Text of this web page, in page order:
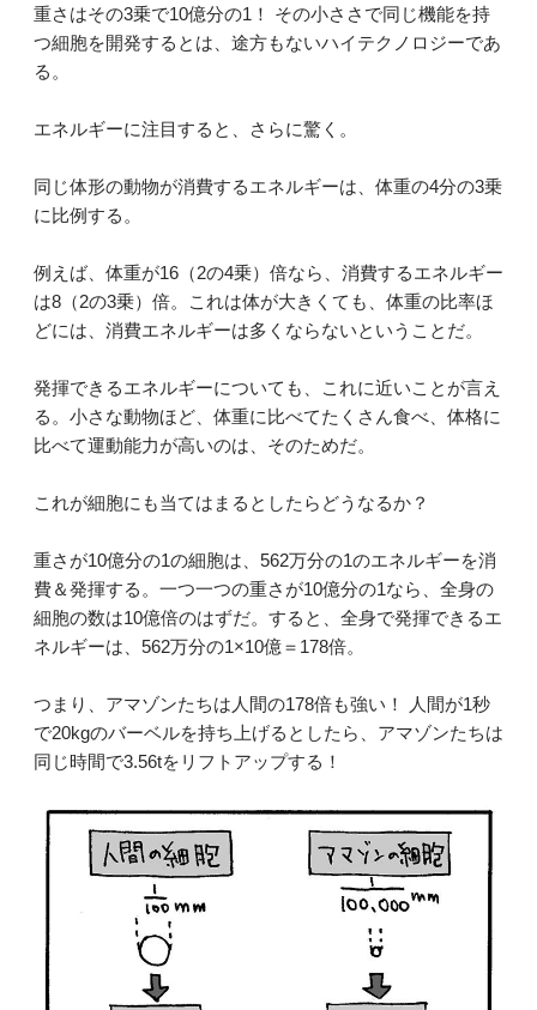
重さはその3乗で10億分の1！ その小ささで同じ機能を持
つ細胞を開発するとは、途方もないハイテクノロジーであ
る。
エネルギーに注目すると、さらに驚く。
同じ体形の動物が消費するエネルギーは、体重の4分の3乗
に比例する。
例えば、体重が16（2の4乗）倍なら、消費するエネルギー
は8（2の3乗）倍。これは体が大きくても、体重の比率ほ
どには、消費エネルギーは多くならないということだ。
発揮できるエネルギーについても、これに近いことが言え
る。小さな動物ほど、体重に比べてたくさん食べ、体格に
比べて運動能力が高いのは、そのためだ。
これが細胞にも当てはまるとしたらどうなるか？
重さが10億分の1の細胞は、562万分の1のエネルギーを消
費＆発揮する。一つ一つの重さが10億分の1なら、全身の
細胞の数は10億倍のはずだ。すると、全身で発揮できるエ
ネルギーは、562万分の1×10億＝178倍。
つまり、アマゾンたちは人間の178倍も強い！ 人間が1秒
で20kgのバーベルを持ち上げるとしたら、アマゾンたちは
同じ時間で3.56tをリフトアップする！